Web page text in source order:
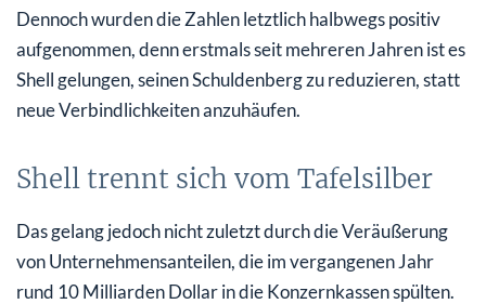
Dennoch wurden die Zahlen letztlich halbwegs positiv
aufgenommen, denn erstmals seit mehreren Jahren ist es
Shell gelungen, seinen Schuldenberg zu reduzieren, statt
neue Verbindlichkeiten anzuhäufen.
Shell trennt sich vom Tafelsilber
Das gelang jedoch nicht zuletzt durch die Veräußerung
von Unternehmensanteilen, die im vergangenen Jahr
rund 10 Milliarden Dollar in die Konzernkassen spülten.